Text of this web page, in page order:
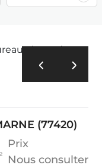
à vendre
(77420)
Prix
Nous consulter